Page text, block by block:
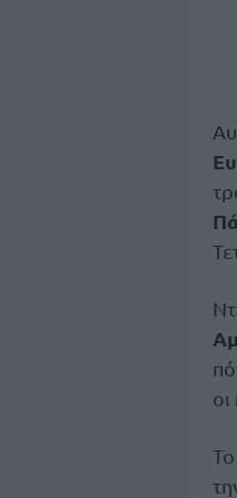
οι